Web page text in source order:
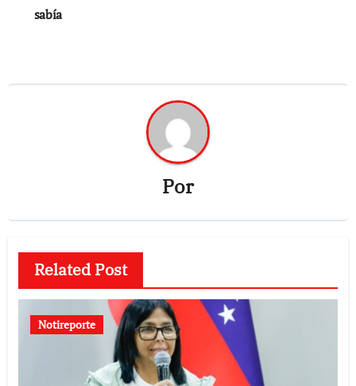
sabía
Por
Related Post
Notireporte